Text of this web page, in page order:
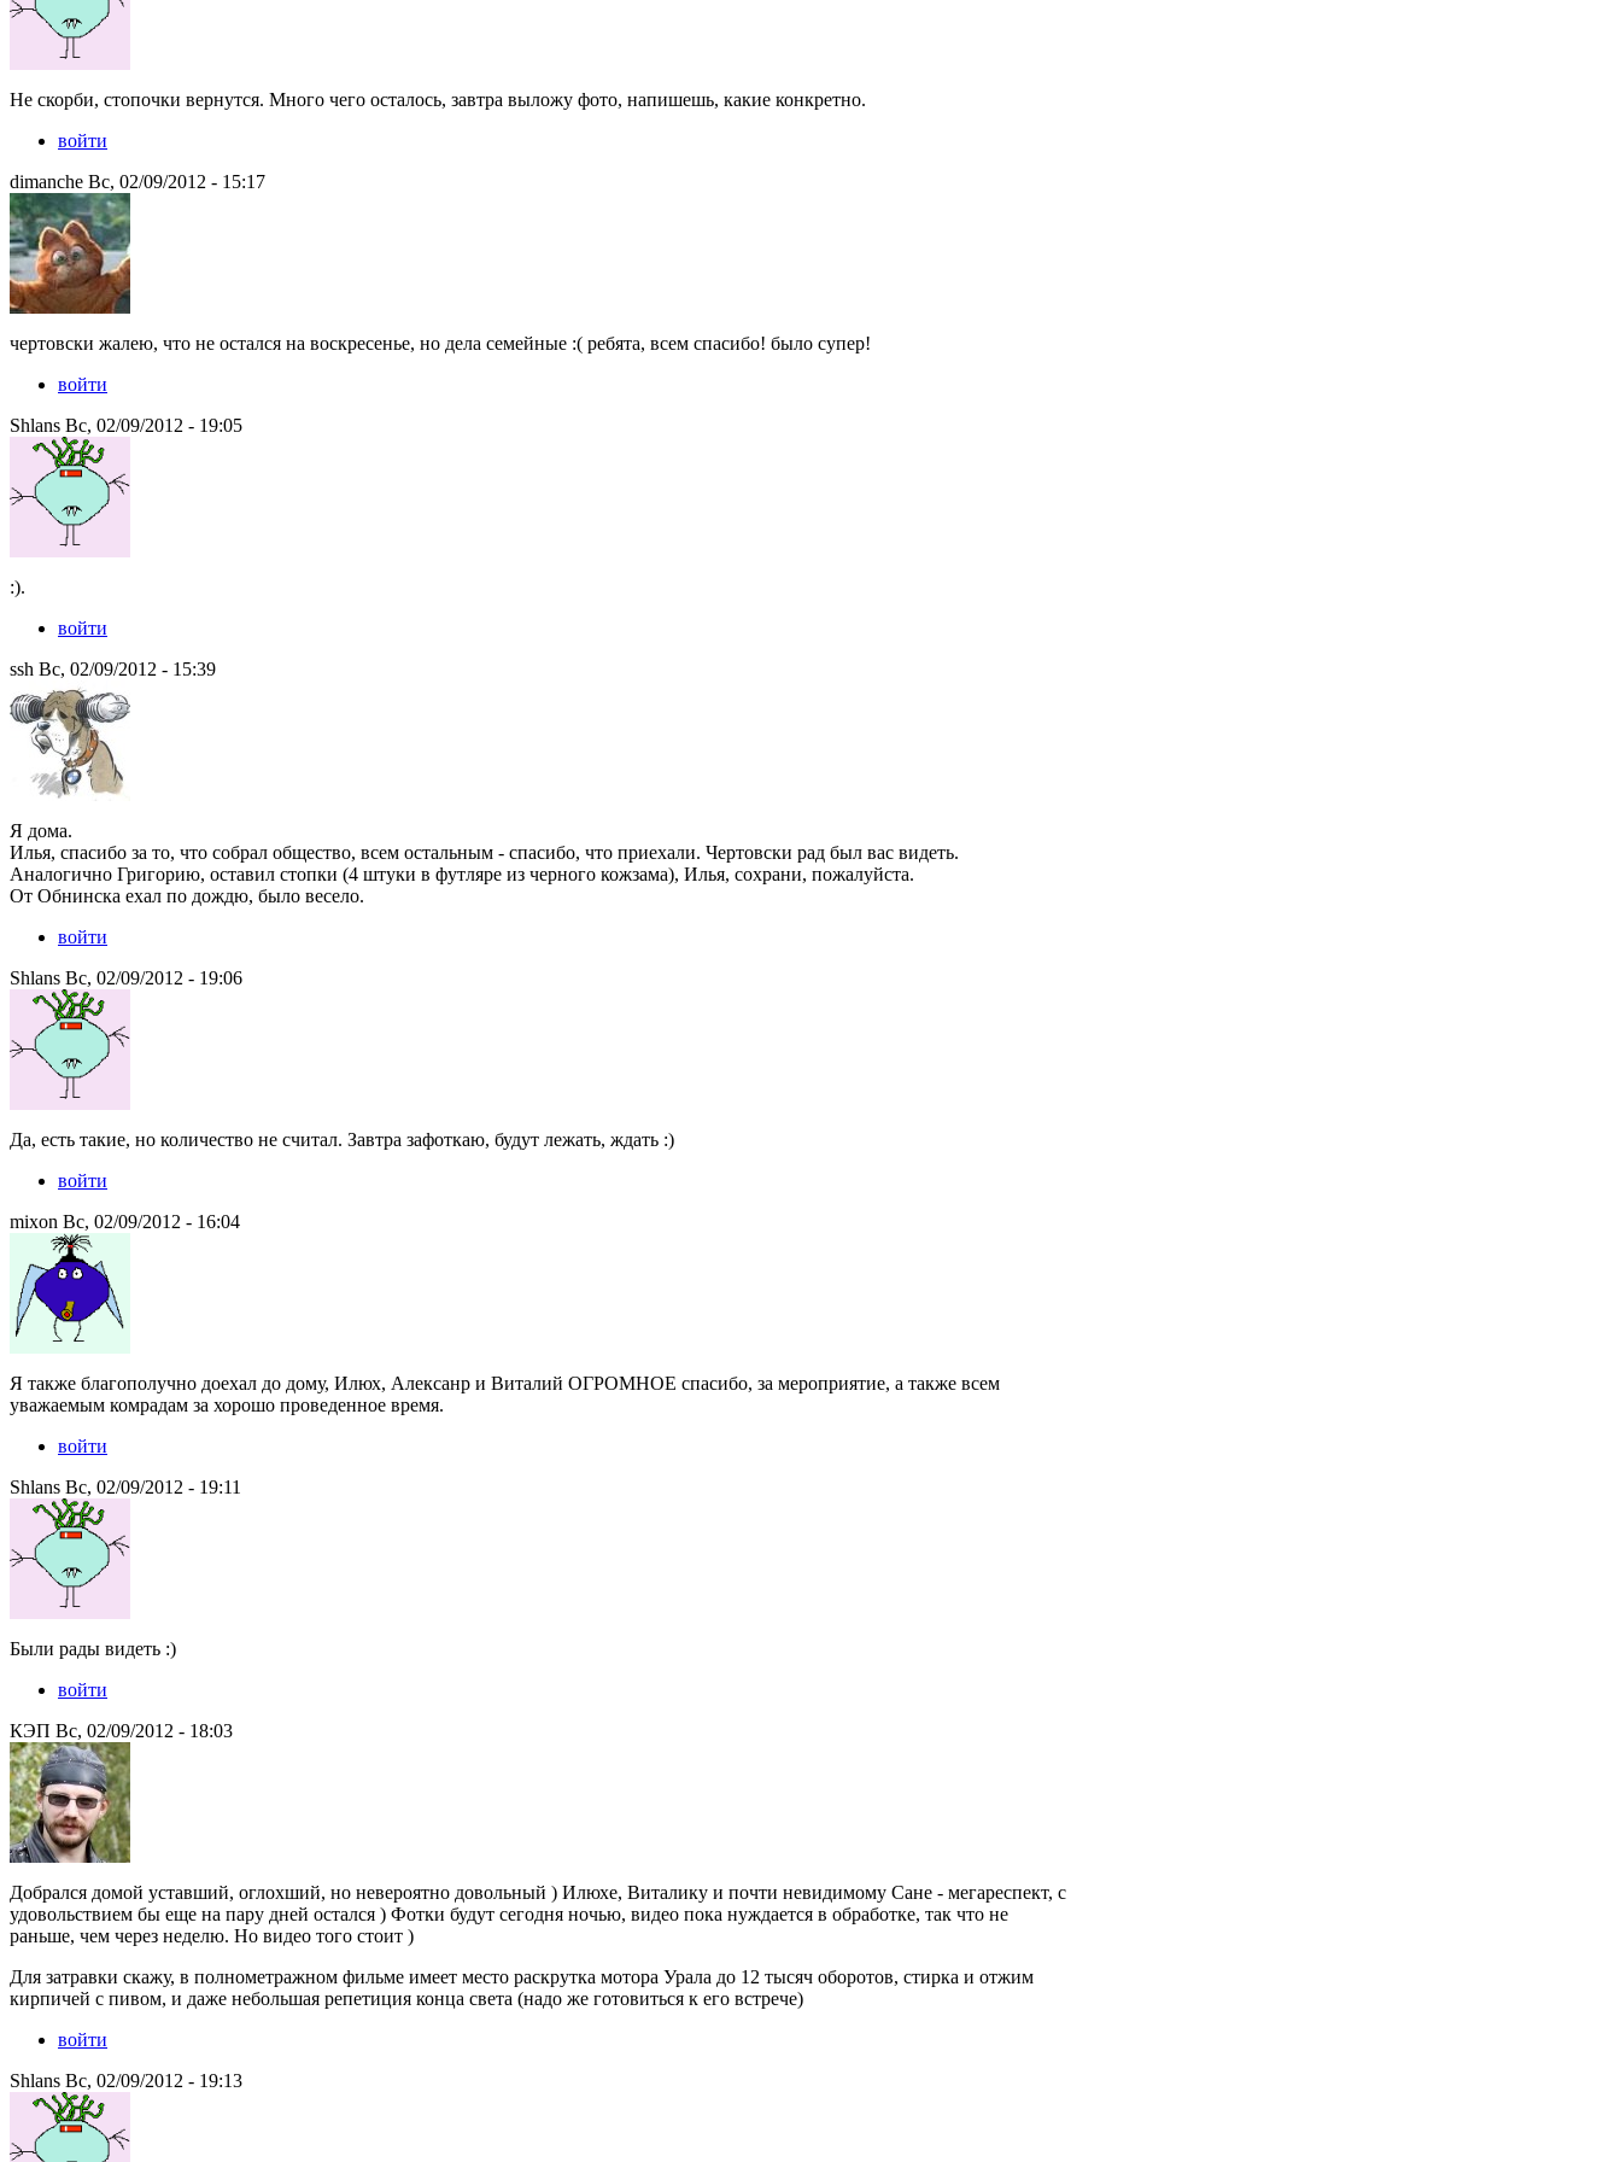
Не скорби, стопочки вернутся. Много чего осталось, завтра выложу фото, напишешь, какие конкретно.
войти
dimanche Вс, 02/09/2012 - 15:17
чертовски жалею, что не остался на воскресенье, но дела семейные :( ребята, всем спасибо! было супер!
войти
Shlans Вс, 02/09/2012 - 19:05
:).
войти
ssh Вс, 02/09/2012 - 15:39
Я дома.
Илья, спасибо за то, что собрал общество, всем остальным - спасибо, что приехали. Чертовски рад был вас видеть.
Аналогично Григорию, оставил стопки (4 штуки в футляре из черного кожзама), Илья, сохрани, пожалуйста.
От Обнинска ехал по дождю, было весело.
войти
Shlans Вс, 02/09/2012 - 19:06
Да, есть такие, но количество не считал. Завтра зафоткаю, будут лежать, ждать :)
войти
mixon Вс, 02/09/2012 - 16:04
Я также благополучно доехал до дому, Илюх, Алексанр и Виталий ОГРОМНОЕ спасибо, за мероприятие, а также всем
уважаемым комрадам за хорошо проведенное время.
войти
Shlans Вс, 02/09/2012 - 19:11
Были рады видеть :)
войти
КЭП Вс, 02/09/2012 - 18:03
Добрался домой уставший, оглохший, но невероятно довольный ) Илюхе, Виталику и почти невидимому Сане - мегареспект, с
удовольствием бы еще на пару дней остался ) Фотки будут сегодня ночью, видео пока нуждается в обработке, так что не
раньше, чем через неделю. Но видео того стоит )
Для затравки скажу, в полнометражном фильме имеет место раскрутка мотора Урала до 12 тысяч оборотов, стирка и отжим
кирпичей с пивом, и даже небольшая репетиция конца света (надо же готовиться к его встрече)
войти
Shlans Вс, 02/09/2012 - 19:13